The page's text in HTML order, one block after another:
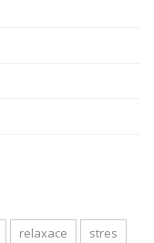
relaxace
stres